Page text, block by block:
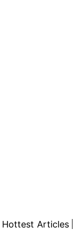
Hottest Articles